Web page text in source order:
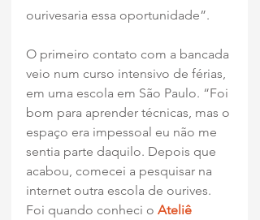
ourivesaria essa oportunidade”.
O primeiro contato com a bancada
veio num curso intensivo de férias,
em uma escola em São Paulo. “Foi
bom para aprender técnicas, mas o
espaço era impessoal eu não me
sentia parte daquilo. Depois que
acabou, comecei a pesquisar na
internet outra escola de ourives.
Foi quando conheci o Ateliê